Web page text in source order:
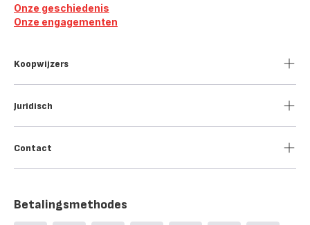
Onze geschiedenis
Onze engagementen
Koopwijzers
Juridisch
Contact
Betalingsmethodes